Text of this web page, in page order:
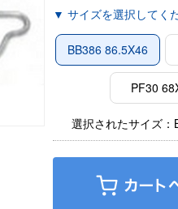
▼ サイズを選択してく
BB386 86.5X46
PF30
選択されたサイズ